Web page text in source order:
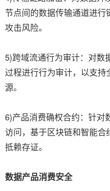
节点间的数据传输通道进
攻击风险。
5)跨域流通行为审计：对数
过程进行行为审计，以支
源。
6)产品消费确权合约：针对
访问，基于区块链和智能
抵赖存证。
数据产品消费安全